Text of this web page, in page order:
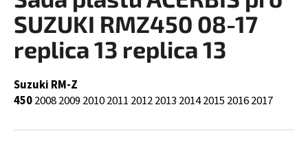
0,0
z
hvězdiček.
SUZUKI RMZ450 08-17
replica 13 replica 13
Suzuki RM-Z
45020082009 20102011 20122013 20142015 20162017
a
j
í
?